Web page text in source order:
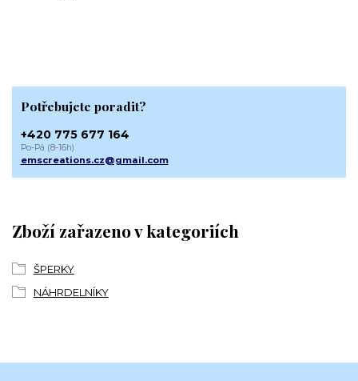
Zboží zařazeno v kategoriích
ŠPERKY
NÁHRDELNÍKY
Potřebujete poradit?
+420 775 677 164
Po-Pá (8-16h)
emscreations.cz@gmail.com